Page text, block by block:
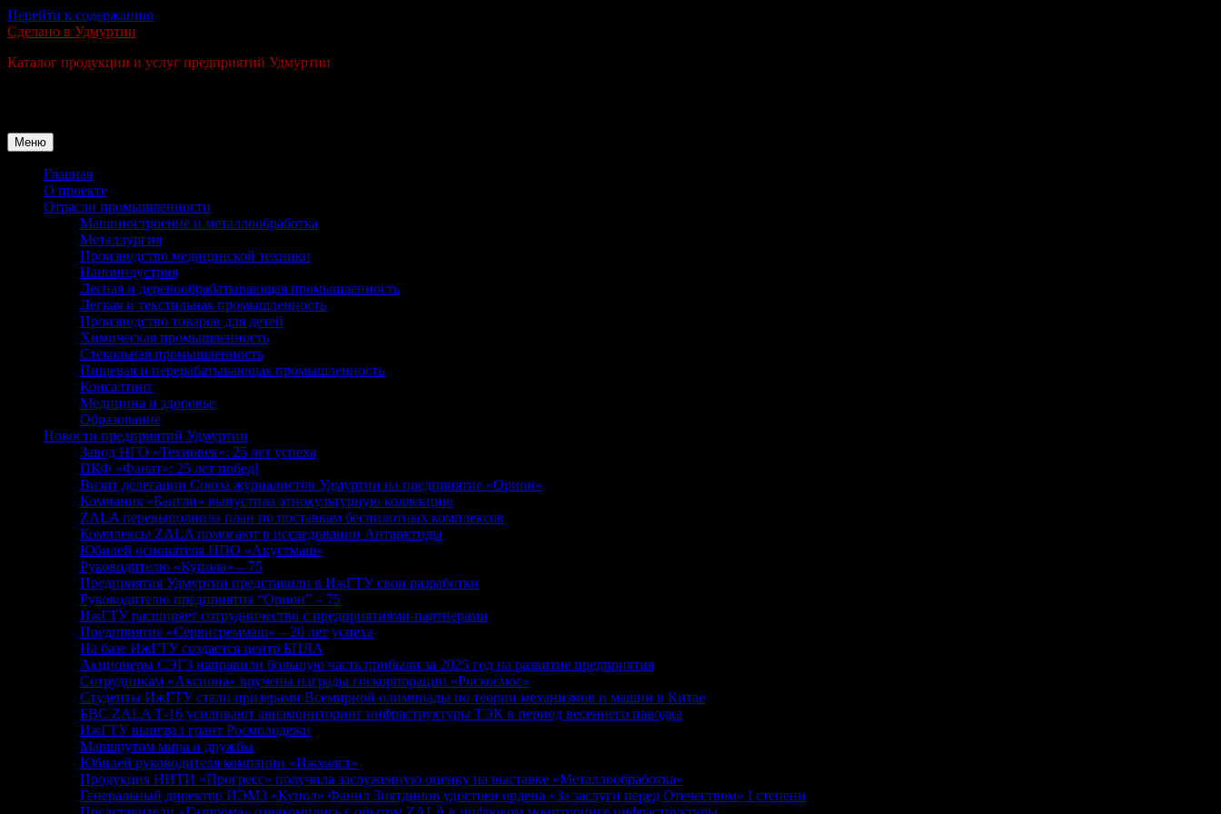
Перейти к содержанию
Сделано в Удмуртии
Каталог продукции и услуг предприятий Удмуртии
Меню
Главная
О проекте
Отрасли промышленности
Машиностроение и металлообработка
Металлургия
Производство медицинской техники
Наноиндустрия
Лесная и деревообрабатывающая промышленность
Легкая и текстильная промышленность
Производство товаров для детей
Химическая промышленность
Стекольная промышленность
Пищевая и перерабатывающая промышленность
Консалтинг
Медицина и здоровье
Образование
Новости предприятий Удмуртии
Завод НГО «Техновек»: 25 лет успеха
ПКФ «Фанат»: 25 лет побед!
Визит делегации Союза журналистов Удмуртии на предприятие «Орион»
Компания «Бангли» выпустила этнокультурную коллекцию
ZALA перевыполнила план по поставкам беспилотных комплексов
Комплексы ZALA помогают в исследовании Антарктиды
Юбилей основателя НПО «Акустмаш»
Руководителю «Купола» – 75
Предприятия Удмуртии представили в ИжГТУ свои разработки
Руководителю предприятия “Орион” – 75
ИжГТУ расширяет сотрудничество с предприятиями-партнерами
Предприятие «Сервисреммаш» – 20 лет успеха
На базе ИжГТУ создается центр БПЛА
Акционеры СЭГЗ направили большую часть прибыли за 2025 год на развитие предприятия
Сотрудникам «Аксиона» вручены награды госкорпорации «Роскосмос»
Студенты ИжГТУ стали призерами Всемирной олимпиады по теории механизмов и машин в Китае
БВС ZALA T‑16 усиливают авиамониторинг инфраструктуры ТЭК в период весеннего паводка
ИжГТУ выиграл грант Росмолодежи
Маршрутом мира и дружбы
Юбилей руководителя компании «Ижхолст»
Продукция НИТИ «Прогресс» получила заслуженную оценку на выставке «Металлообработка»
Генеральный директор ИЭМЗ «Купол» Фанил Зиятдинов удостоен ордена «За заслуги перед Отечеством» I степени